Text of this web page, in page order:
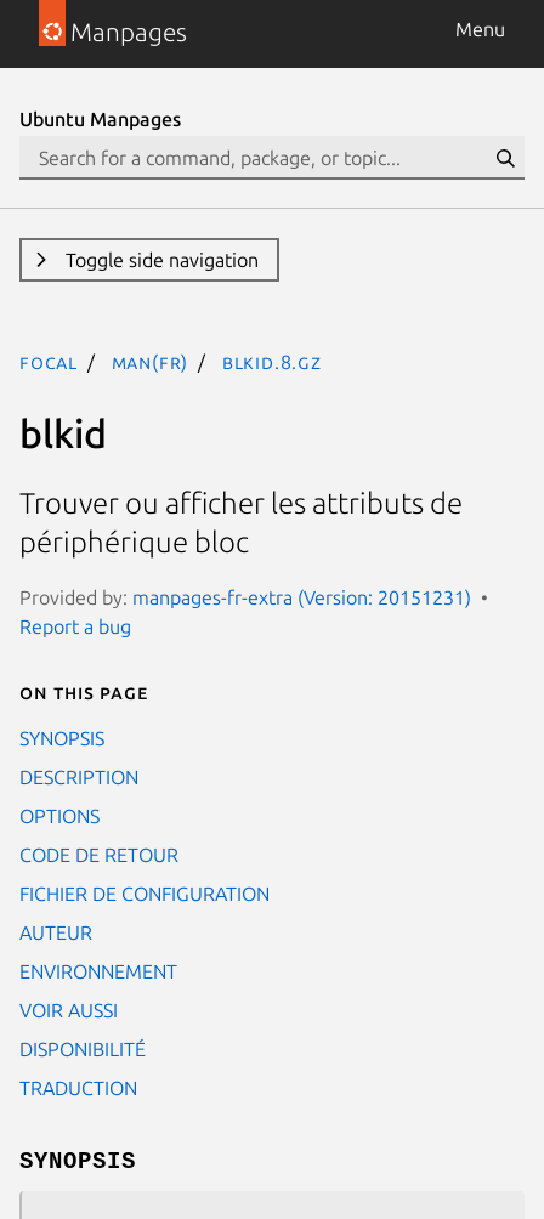
Manpages Menu
Ubuntu Manpages
Toggle side navigation
focal man(fr) blkid.8.gz
blkid
Trouver ou afficher les attributs de
périphérique bloc
Provided by: manpages-fr-extra (Version: 20151231)
Report a bug
On this page
SYNOPSIS
DESCRIPTION
OPTIONS
CODE DE RETOUR
FICHIER DE CONFIGURATION
AUTEUR
ENVIRONNEMENT
VOIR AUSSI
DISPONIBILITÉ
TRADUCTION
SYNOPSIS